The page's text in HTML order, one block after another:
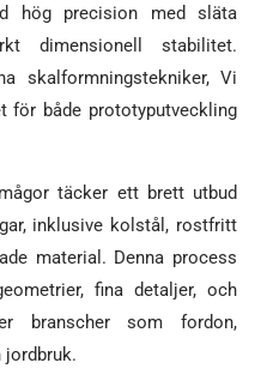
hög precision med släta
dimensionell stabilitet.
skalformningstekniker, Vi
för både prototyputveckling
täcker ett brett utbud
inklusive kolstål, rostfritt
material. Denna process
fina detaljer, och
branscher som fordon,
jordbruk.